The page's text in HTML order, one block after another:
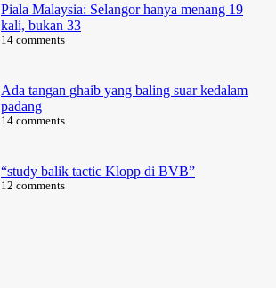
Piala Malaysia: Selangor hanya menang 19
kali, bukan 33
14 comments
Ada tangan ghaib yang baling suar kedalam
padang
14 comments
“study balik tactic Klopp di BVB”
12 comments